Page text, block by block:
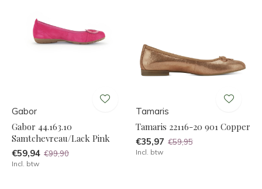
Gabor
Gabor 44.163.10
Samtchevreau/Lack Pink
€59,94 €99,90
Incl. btw
Tamaris
Tamaris 22116-20 901 Copper
€35,97 €59,95
Incl. btw